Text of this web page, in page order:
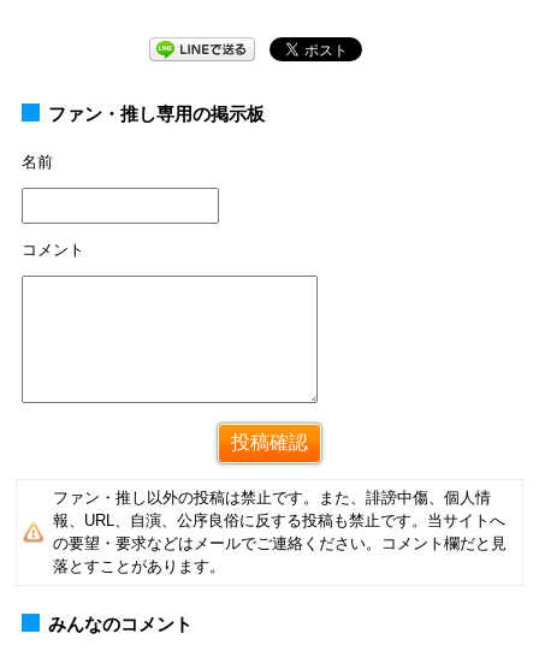
ファン・推し専用の掲示板
名前
コメント
ファン・推し以外の投稿は禁止です。また、誹謗中傷、個人情
報、URL、自演、公序良俗に反する投稿も禁止です。当サイトへ
の要望・要求などはメールでご連絡ください。コメント欄だと見
落とすことがあります。
みんなのコメント